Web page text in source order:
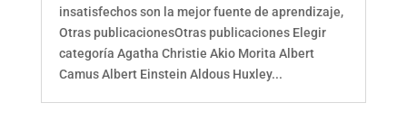
insatisfechos son la mejor fuente de aprendizaje,
Otras publicacionesOtras publicaciones Elegir
categoría Agatha Christie Akio Morita Albert
Camus Albert Einstein Aldous Huxley...